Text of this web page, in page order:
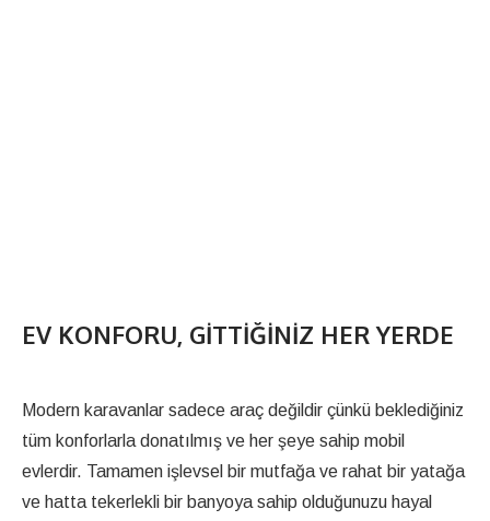
EV KONFORU, GITTIĞINIZ HER YERDE
Modern karavanlar sadece araç değildir çünkü beklediğiniz
tüm konforlarla donatılmış ve her şeye sahip mobil
evlerdir. Tamamen işlevsel bir mutfağa ve rahat bir yatağa
ve hatta tekerlekli bir banyoya sahip olduğunuzu hayal